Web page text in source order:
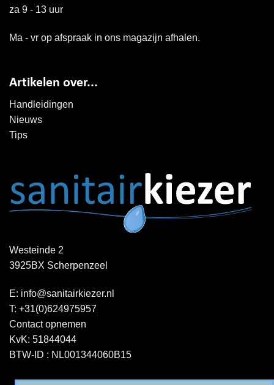
za 9 - 13 uur
Ma - vr op afspraak in ons magazijn afhalen.
Artikelen over...
Handleidingen
Nieuws
Tips
Westeinde 2
3925BX Scherpenzeel
E: info@sanitairkiezer.nl
T: +31(0)624975957
Contact opnemen
KvK: 51844044
BTW-ID : NL001344060B15